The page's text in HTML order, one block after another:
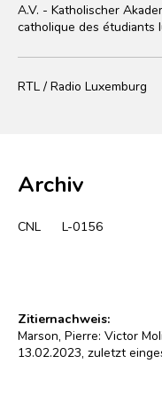
A.V. - Katholischer
catholique des étudiants
RTL / Radio Luxemburg
Archiv
CNL L-0156
Zitiernachweis:
Marson, Pierre: Victor
13.02.2023, zuletzt